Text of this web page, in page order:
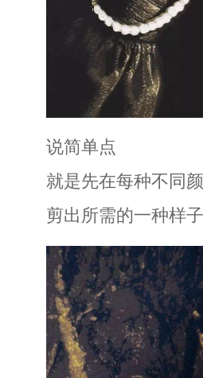
说简单点
就是先在每种不同
剪出所需的一种样子